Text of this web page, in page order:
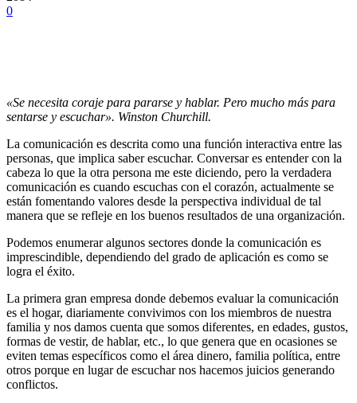
0
«Se necesita coraje para pararse y hablar. Pero mucho más para
sentarse y escuchar». Winston Churchill.
La comunicación es descrita como una función interactiva entre las
personas, que implica saber escuchar. Conversar es entender con la
cabeza lo que la otra persona me este diciendo, pero la verdadera
comunicación es cuando escuchas con el corazón, actualmente se
están fomentando valores desde la perspectiva individual de tal
manera que se refleje en los buenos resultados de una organización.
Podemos enumerar algunos sectores donde la comunicación es
imprescindible, dependiendo del grado de aplicación es como se
logra el éxito.
La primera gran empresa donde debemos evaluar la comunicación
es el hogar, diariamente convivimos con los miembros de nuestra
familia y nos damos cuenta que somos diferentes, en edades, gustos,
formas de vestir, de hablar, etc., lo que genera que en ocasiones se
eviten temas específicos como el área dinero, familia política, entre
otros porque en lugar de escuchar nos hacemos juicios generando
conflictos.